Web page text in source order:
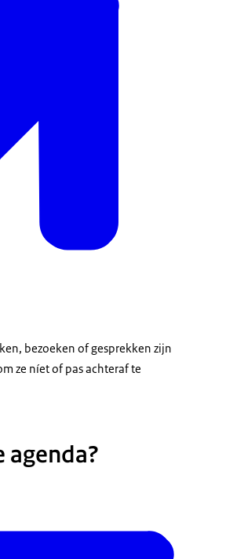
bezoeken of gesprekken zijn
ze níet of pas achteraf te
agenda?